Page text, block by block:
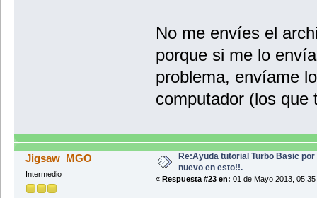
No me envíes el
porque si me lo
problema, envíame
computador (los que
Jigsaw_MGO
Intermedio
Re:Ayuda tutorial Turbo Basic
nuevo en esto!!.
« Respuesta #23 en: 01 de Mayo 2013, 05:35